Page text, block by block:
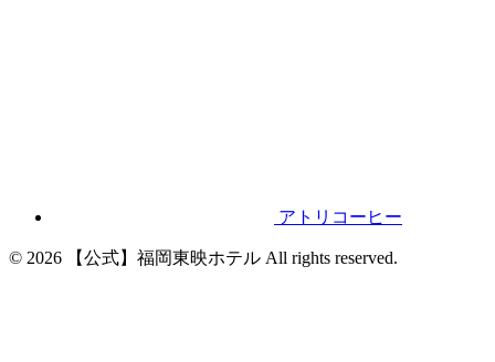
アトリコーヒー
© 2026 【公式】福岡東映ホテル All rights reserved.